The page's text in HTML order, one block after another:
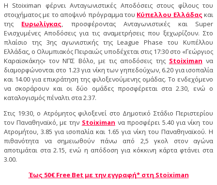
Η Stoiximan φέρνει Ανταγωνιστικές Αποδόσεις στους φίλους του
στοιχήματος με το αποψινό πρόγραμμα του Κύπελλου Ελλάδας και
της Ευρωλίγκας, προσφέροντας Ανταγωνιστικές και Super
Ενισχυμένες Αποδόσεις για τις αναμετρήσεις που ξεχωρίζουν. Στο
πλαίσιο της 3ης αγωνιστικής της League Phase του Κυπέλλου
Ελλάδας, ο Ολυμπιακός Πειραιώς υποδέχεται στις 17:30 στο «Γεώργιος
Καραϊσκάκης» τον ΝΠΣ Βόλο, με τις αποδόσεις της Stoiximan να
διαμορφώνονται στο 1.23 για νίκη των γηπεδούχων, 6.20 για ισοπαλία
και 14.00 για επικράτηση της φιλοξενούμενης ομάδας. Το ενδεχόμενο
να σκοράρουν και οι δύο ομάδες προσφέρεται στα 2.30, ενώ ο
καταλογισμός πέναλτι στα 2.37.
Στις 19:30, ο Ατρόμητος φιλοξενεί στο Δημοτικό Στάδιο Περιστερίου
τον Παναθηναϊκό, με την Stoiximan να προσφέρει 5.40 για νίκη του
Ατρομήτου, 3.85 για ισοπαλία και 1.65 για νίκη του Παναθηναϊκού. Η
πιθανότητα να σημειωθούν πάνω από 2,5 γκολ στον αγώνα
αποτιμάται στα 2.15, ενώ η απόδοση για κόκκινη κάρτα φτάνει στα
3.00.
Έως 50€ Free Bet με την εγγραφή* στη Stoiximan